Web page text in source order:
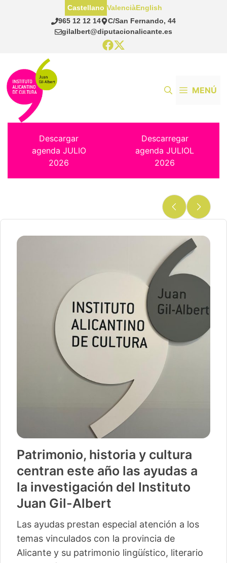
965 12 12 14
C/San Fernando, 44
gilalbert@diputacionalicante.es
Castellano ValenciàEnglish
MENÚ
Descargar
agenda JULIO
2026
Descarregar
agenda JULIOL
2026
Patrimonio, historia y cultura
centran este año las ayudas a
la investigación del Instituto
Juan Gil-Albert
Las ayudas prestan especial atención a los
temas vinculados con la provincia de
Alicante y su patrimonio lingüístico, literario